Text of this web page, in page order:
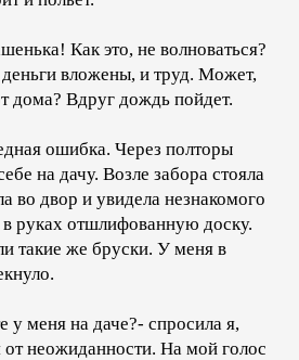
Как это, не волноваться?
вложены, и труд. Может,
дома? Вдруг дождь пойдет.
ошибка. Через полторы
на дачу. Возле забора стояла
во двор и увидела незнакомого
руках отшлифованную доску.
такие же бруски. У меня в
у меня на даче?- спросила я,
от неожиданности. На мой голос